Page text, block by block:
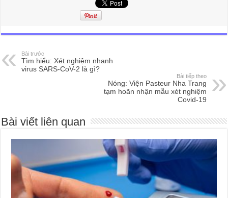
Bài trước
Tìm hiểu: Xét nghiệm nhanh
virus SARS-CoV-2 là gì?
Bài tiếp theo
Nóng: Viện Pasteur Nha Trang
tạm hoãn nhận mẫu xét nghiệm
Covid-19
Bài viết liên quan